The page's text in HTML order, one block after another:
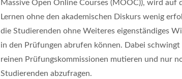
Massive Open Online Courses (MOOC)), wird auf
Lernen ohne den akademischen Diskurs wenig
die Studierenden ohne Weiteres eigenständiges
in den Prüfungen abrufen können. Dabei
reinen Prüfungskommissionen mutieren und nur
Studierenden abzufragen.